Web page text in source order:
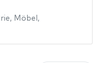
, Möbel ,